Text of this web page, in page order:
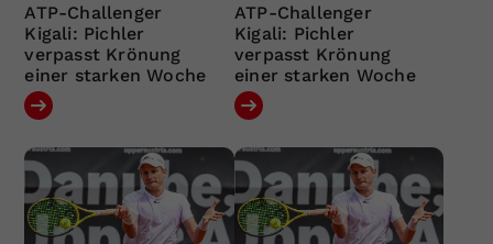
ATP-Challenger
Kigali: Pichler
verpasst Krönung
einer starken Woche
ATP-Challenger
Kigali: Pichler
verpasst Krönung
einer starken Woche